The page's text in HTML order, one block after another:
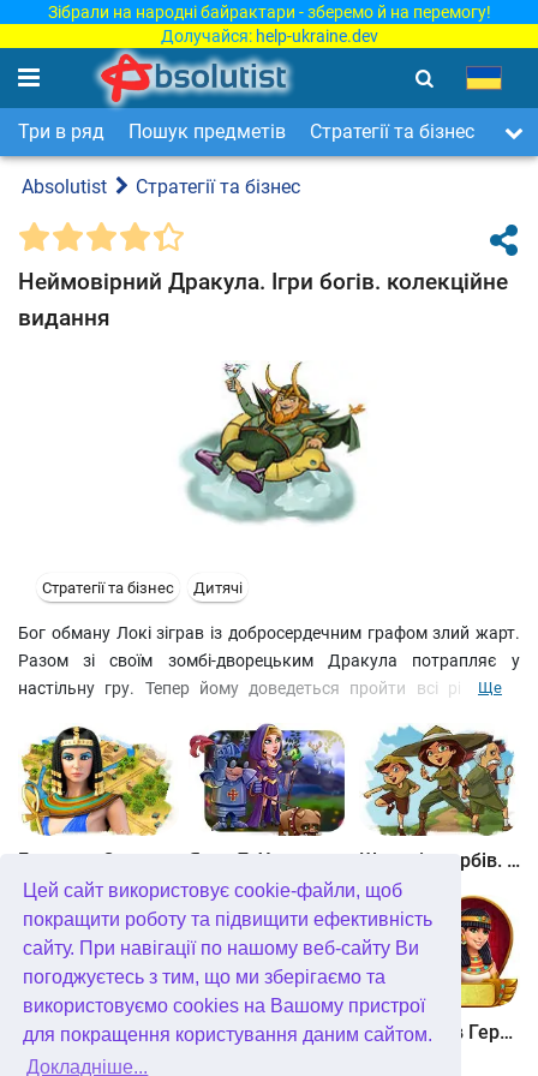
Цей сайт використовує cookie-файли, щоб
покращити роботу та підвищити ефективність
сайту. При навігації по нашому веб-сайту Ви
погоджуєтесь з тим, що ми зберігаємо та
використовуємо cookies на Вашому пристрої
для покращення користування даним сайтом.
Докладніше...
Зібрали на народні байрактари - зберемо й на перемогу!
Долучайся: help-ukraine.dev
Три в ряд Пошук предметів Стратегії та бізнес
Absolutist Стратегії та бізнес
Неймовірний Дракула. Ігри богів. колекційне
видання
Стратегії та бізнес Дитячі
Бог обману Локі зіграв із добросердечним графом злий жарт.
Разом зі своїм зомбі-дворецьким Дракула потрапляє у
настільну гру. Тепер йому доведеться пройти всі рівні цієї
завдання персонажів і знаходите відповіді на складні загадки у
новій серії улюбленої гри про графа Дракула.
Ще
Шукачі скарбів. Камінь душі
Шукачі скарбів. Сніжна королева. колекційне видання Алісія Квотермейн 3. Таємниця палаючого золота. колекційне видання 12 подвигів Геракла. Як я зустрів Мегару. колекційне видання